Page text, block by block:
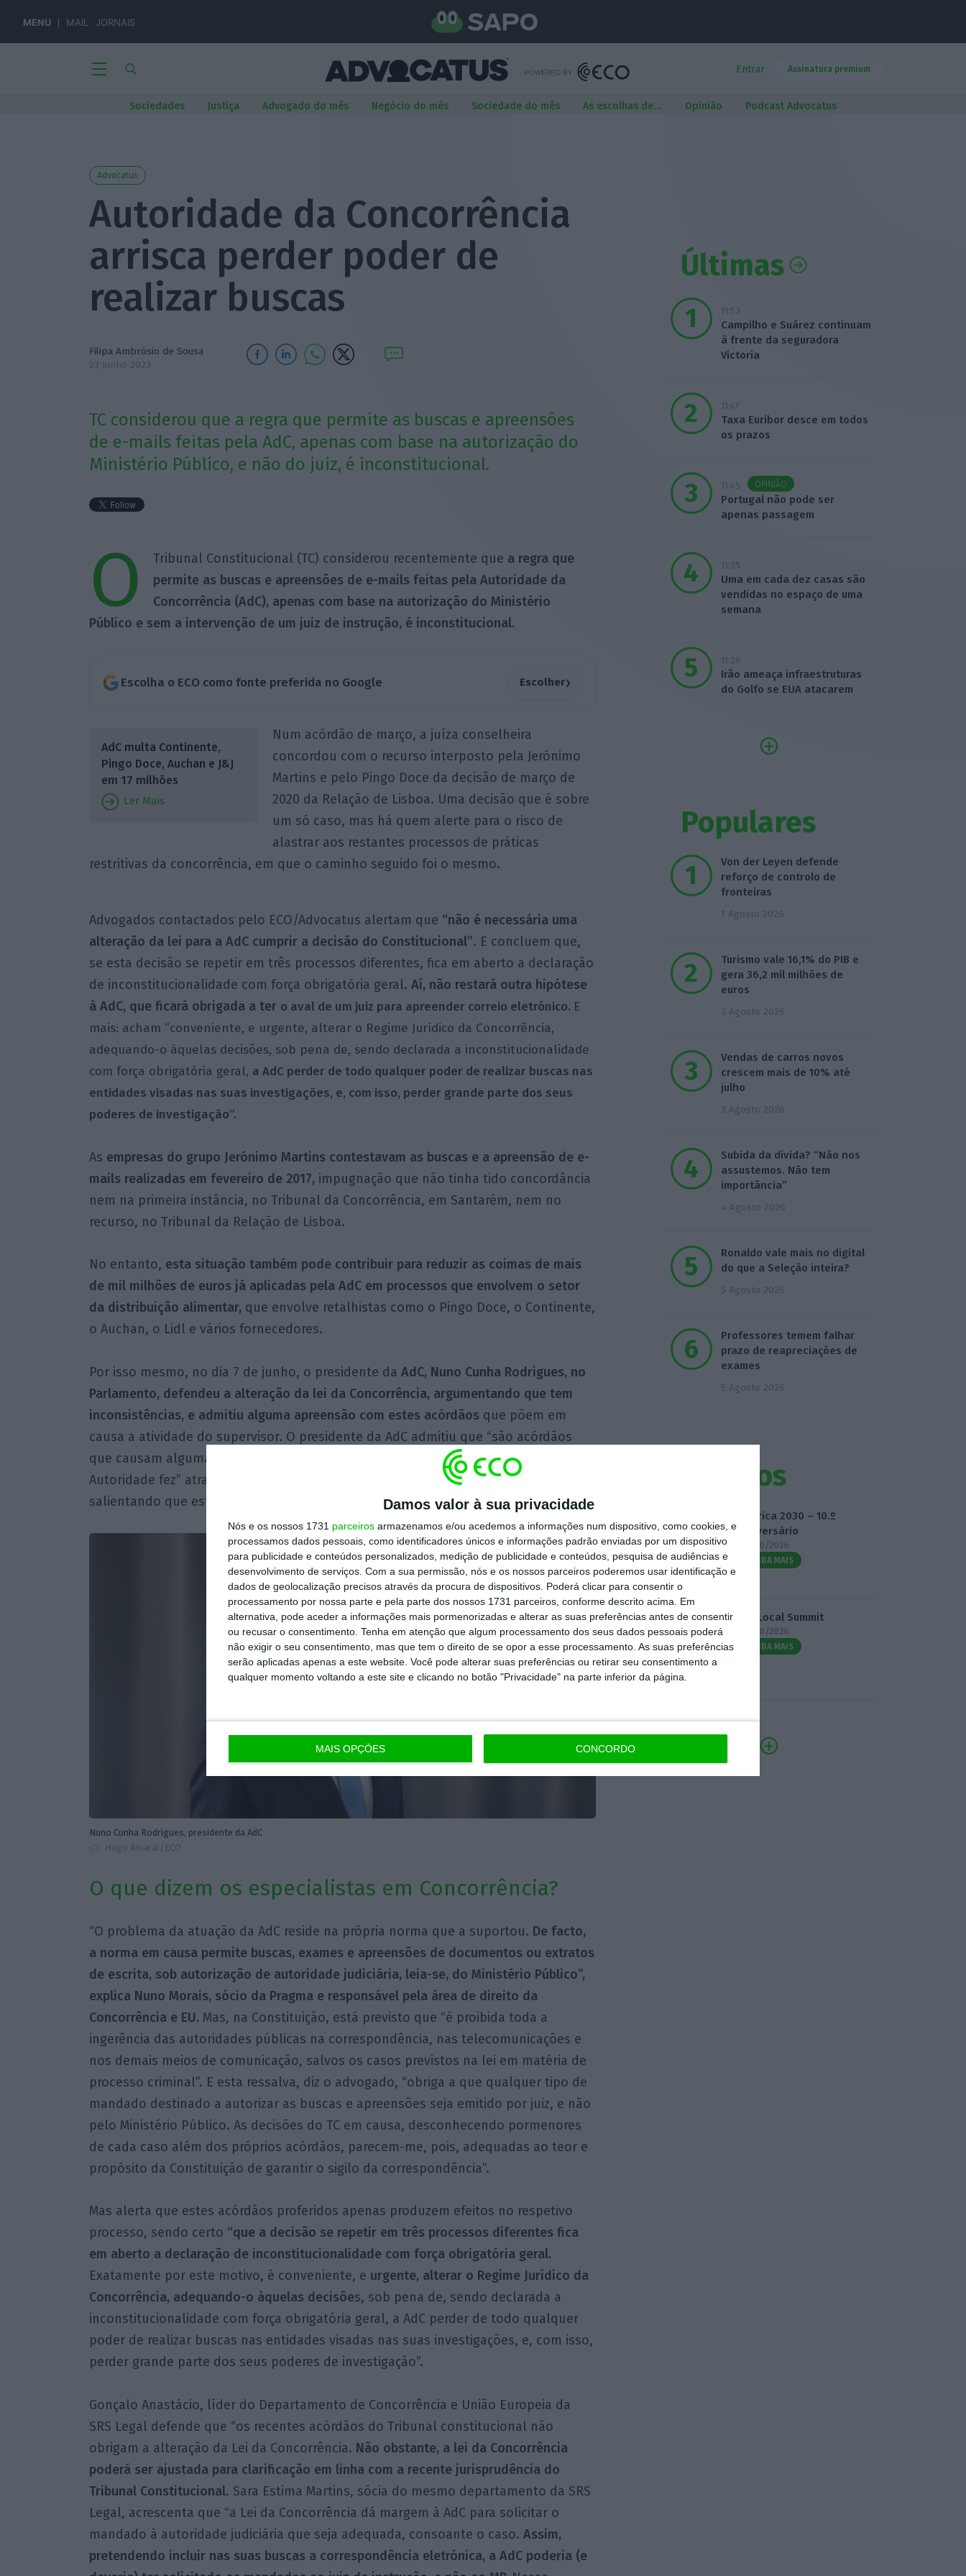
Damos valor à sua privacidade
Nós e os nossos 1731 parceiros armazenamos e/ou acedemos a informações num dispositivo, como cookies, e
processamos dados pessoais, como identificadores únicos e informações padrão enviadas por um dispositivo
para publicidade e conteúdos personalizados, medição de publicidade e conteúdos, pesquisa de audiências e
desenvolvimento de serviços. Com a sua permissão, nós e os nossos parceiros poderemos usar identificação e
dados de geolocalização precisos através da procura de dispositivos. Poderá clicar para consentir o
processamento por nossa parte e pela parte dos nossos 1731 parceiros, conforme descrito acima. Em
alternativa, pode aceder a informações mais pormenorizadas e alterar as suas preferências antes de consentir
ou recusar o consentimento. Tenha em atenção que algum processamento dos seus dados pessoais poderá
não exigir o seu consentimento, mas que tem o direito de se opor a esse processamento. As suas preferências
serão aplicadas apenas a este website. Você pode alterar suas preferências ou retirar seu consentimento a
qualquer momento voltando a este site e clicando no botão "Privacidade" na parte inferior da página.
MAIS OPÇÕES CONCORDO
MENU MAIL JORNAIS
Entrar Assinatura premium
Sociedades Justiça Advogado do mês Negócio do mês Sociedade do mês As escolhas de… Opinião Podcast Advocatus
Advocatus
Autoridade da Concorrência
arrisca perder poder de
realizar buscas
Filipa Ambrósio de Sousa
23 Junho 2023
TC considerou que a regra que permite as buscas e apreen­sões
de e-mails feitas pela AdC, apenas com base na autorização do
Ministério Público, e não do juiz, é inconstitucional.
O Tribunal Constitucional (TC) considerou recentemente que a regra que
permite as buscas e apreen­sões de e-mails feitas pela Autoridade da
Concorrência (AdC), apenas com base na autorização do Ministério
Público e sem a intervenção de um juiz de instrução, é inconstitucional.
Escolha o ECO como fonte preferida no Google Escolher›
AdC multa Continente,
Pingo Doce, Auchan e J&J
em 17 milhões
Ler Mais
Num acórdão de março, a juíza conselheira
concordou com o recurso interposto pela Jerónimo
Martins e pelo Pingo Doce da decisão de março de
2020 da Relação de Lisboa. Uma decisão que é sobre
um só caso, mas há quem alerte para o risco de
alastrar aos restantes processos de práticas
restritivas da concorrência, em que o caminho seguido foi o mesmo.
Advogados contactados pelo ECO/Advocatus alertam que “não é necessária uma
alteração da lei para a AdC cumprir a decisão do Constitucional”. E concluem que,
se esta decisão se repetir em três processos diferentes, fica em aberto a declaração
de inconstitucionalidade com força obrigatória geral. Aí, não restará outra hipótese
à AdC, que ficará obrigada a ter o aval de um juiz para apreender correio eletrónico. E
mais: acham “conveniente, e urgente, alterar o Regime Jurídico da Concorrência,
adequando-o àquelas decisões, sob pena de, sendo declarada a inconstitucionalidade
com força obrigatória geral, a AdC perder de todo qualquer poder de realizar buscas nas
entidades visadas nas suas investigações, e, com isso, perder grande parte dos seus
poderes de investigação”.
As empresas do grupo Jerónimo Martins contestavam as buscas e a apreensão de e-
mails realizadas em fevereiro de 2017, impugnação que não tinha tido concordância
nem na primeira instância, no Tribunal da Concorrência, em Santarém, nem no
recurso, no Tribunal da Relação de Lisboa.
No entanto, esta situação também pode contribuir para reduzir as coimas de mais
de mil milhões de euros já aplicadas pela AdC em processos que envolvem o setor
da distribuição alimentar, que envolve retalhistas como o Pingo Doce, o Continente,
o Auchan, o Lidl e vários fornecedores.
Por isso mesmo, no dia 7 de junho, o presidente da AdC, Nuno Cunha Rodrigues, no
Parlamento, defendeu a alteração da lei da Concorrência, argumentando que tem
inconsistências, e admitiu alguma apreensão com estes acórdãos que põem em
causa a atividade do supervisor. O presidente da AdC admitiu que “são acórdãos
que causam alguma apreensão na AdC, porque estão em causa buscas que a
Autoridade fez” através de um mandado emitido pelo Ministério Público,
salientando que este organismo está a apreciar “tudo isto”.
Nuno Cunha Rodrigues, presidente da AdC
Hugo Amaral/ECO
O que dizem os especialistas em Concorrência?
“O problema da atuação da AdC reside na própria norma que a suportou. De facto,
a norma em causa permite buscas, exames e apreensões de documentos ou extratos
de escrita, sob autorização de autoridade judiciária, leia-se, do Ministério Público”,
explica Nuno Morais, sócio da Pragma e responsável pela área de direito da
Concorrência e EU. Mas, na Constituição, está previsto que “é proibida toda a
ingerência das autoridades públicas na correspondência, nas telecomunicações e
nos demais meios de comunicação, salvos os casos previstos na lei em matéria de
processo criminal”. E esta ressalva, diz o advogado, “obriga a que qualquer tipo de
mandado destinado a autorizar as buscas e apreensões seja emitido por juiz, e não
pelo Ministério Público. As decisões do TC em causa, desconhecendo pormenores
de cada caso além dos próprios acórdãos, parecem-me, pois, adequadas ao teor e
propósito da Constituição de garantir o sigilo da correspondência”.
Mas alerta que estes acórdãos proferidos apenas produzem efeitos no respetivo
processo, sendo certo “que a decisão se repetir em três processos diferentes fica
em aberto a declaração de inconstitucionalidade com força obrigatória geral.
Exatamente por este motivo, é conveniente, e urgente, alterar o Regime Jurídico da
Concorrência, adequando-o àquelas decisões, sob pena de, sendo declarada a
inconstitucionalidade com força obrigatória geral, a AdC perder de todo qualquer
poder de realizar buscas nas entidades visadas nas suas investigações, e, com isso,
perder grande parte dos seus poderes de investigação”.
Gonçalo Anastácio, líder do Departamento de Concorrência e União Europeia da
SRS Legal defende que “os recentes acórdãos do Tribunal constitucional não
obrigam a alteração da Lei da Concorrência. Não obstante, a lei da Concorrência
poderá ser ajustada para clarificação em linha com a recente jurisprudência do
Tribunal Constitucional. Sara Estima Martins, sócia do mesmo departamento da SRS
Legal, acrescenta que “a Lei da Concorrência dá margem à AdC para solicitar o
mandado à autoridade judiciária que seja adequada, consoante o caso. Assim,
pretendendo incluir nas suas buscas a correspondência eletrónica, a AdC poderia (e
Últimas
11:53
Campilho e Suárez continuam
à frente da seguradora
Victoria
11:47
Taxa Euribor desce em todos
os prazos
11:45 OPINIÃO
Portugal não pode ser
apenas passagem
11:35
Uma em cada dez casas são
vendidas no espaço de uma
semana
11:28
Irão ameaça infraestruturas
do Golfo se EUA atacarem
Populares
Von der Leyen defende
reforço de controlo de
fronteiras
1 Agosto 2026
Turismo vale 16,1% do PIB e
gera 36,2 mil milhões de
euros
3 Agosto 2026
Vendas de carros novos
crescem mais de 10% até
julho
3 Agosto 2026
Subida da dívida? “Não nos
assustemos. Não tem
importância”
4 Agosto 2026
Ronaldo vale mais no digital
do que a Seleção inteira?
5 Agosto 2026
Professores temem falhar
prazo de reapreciações de
exames
5 Agosto 2026
Eventos
Fábrica 2030 – 10.º
Aniversário
14/10/2026
SAIBA MAIS
3.º Local Summit
07/10/2026
SAIBA MAIS